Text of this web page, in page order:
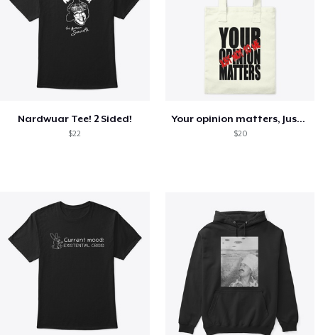
Nardwuar Tee! 2 Sided!
$22
Your opinion matters, Just not to me!
$20